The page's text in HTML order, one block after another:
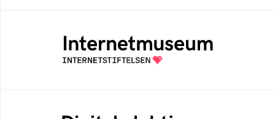
Ett digitalt museum som byggts, och kureras
av Internetstiftelsen